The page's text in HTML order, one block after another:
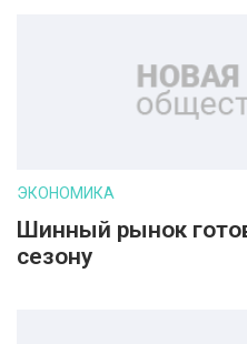
ЭКОНОМИКА
Шинный рынок
сезону